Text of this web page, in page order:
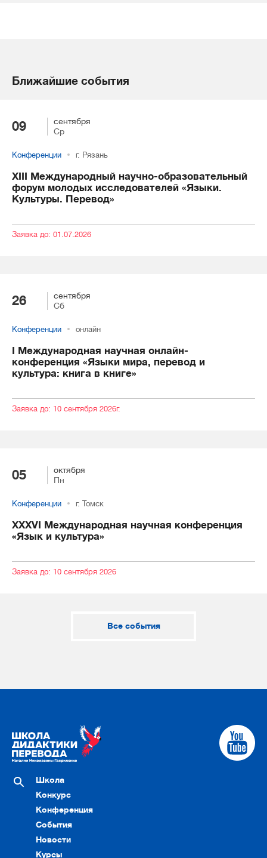
Ближайшие события
09
сентября
Ср
Конференции г. Рязань
XIII Международный научно-образовательный
форум молодых исследователей «Языки.
Культуры. Перевод»
Заявка до: 01.07.2026
26
сентября
Сб
Конференции онлайн
I Международная научная онлайн-
конференция «Языки мира, перевод и
культура: книга в книге»
Заявка до: 10 сентября 2026г.
05
октября
Пн
Конференции г. Томск
ХХХVI Международная научная конференция
«Язык и культура»
Заявка до: 10 сентября 2026
Все события
Школа
Конкурс
Конференция
События
Новости
Курсы